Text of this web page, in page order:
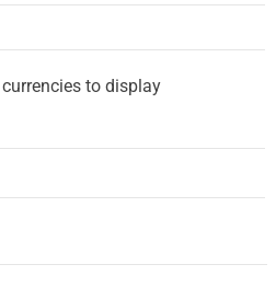
to display